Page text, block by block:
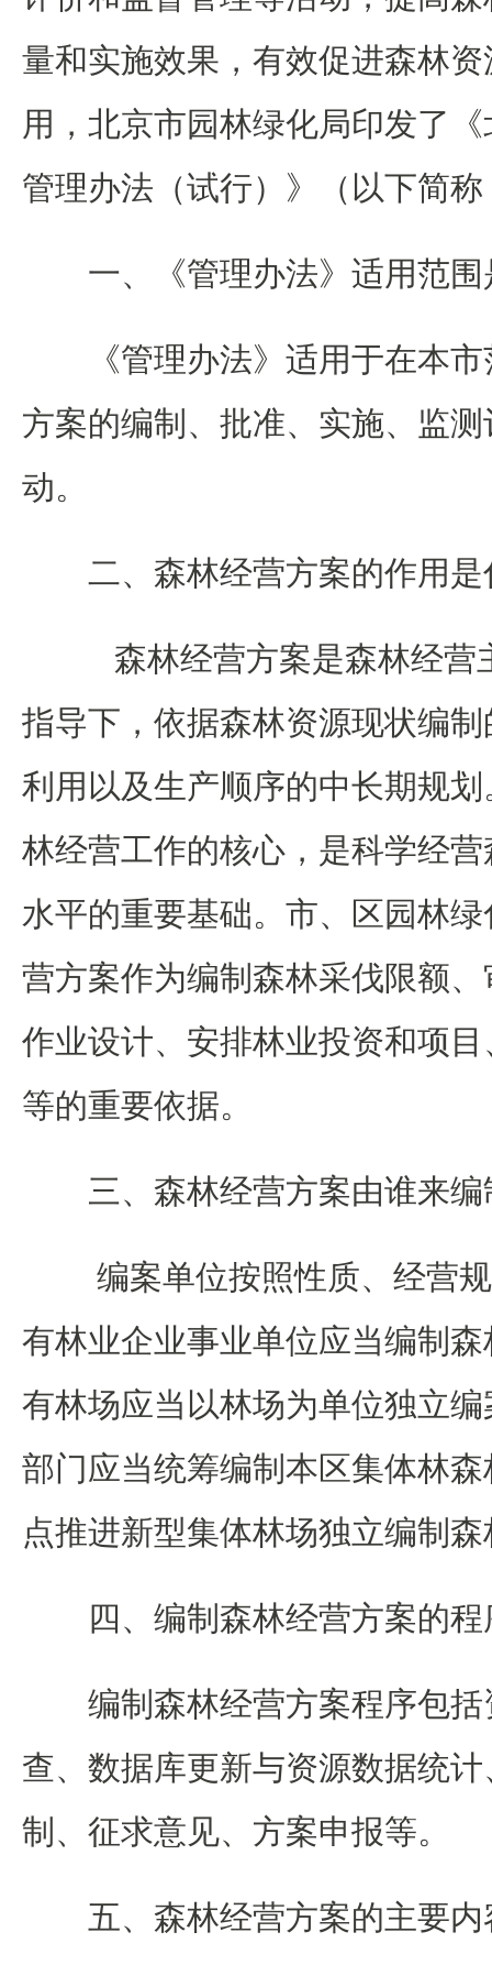
量和实施效果，有效促进森林
用，北京市园林绿化局印发了
管理办法（试行）》（以下简
一、《管理办法》适用范
《管理办法》适用于在本
方案的编制、批准、实施、监
动。
二、森林经营方案的作用是
森林经营方案是森林经营
指导下，依据森林资源现状编
利用以及生产顺序的中长期规
林经营工作的核心，是科学经
水平的重要基础。市、区园林
营方案作为编制森林采伐限额
作业设计、安排林业投资和项
等的重要依据。
三、森林经营方案由谁来编
编案单位按照性质、经营
有林业企业事业单位应当编制
有林场应当以林场为单位独立
部门应当统筹编制本区集体林
点推进新型集体林场独立编制
四、编制森林经营方案的
编制森林经营方案程序包
查、数据库更新与资源数据统
制、征求意见、方案申报等。
五、森林经营方案的主要